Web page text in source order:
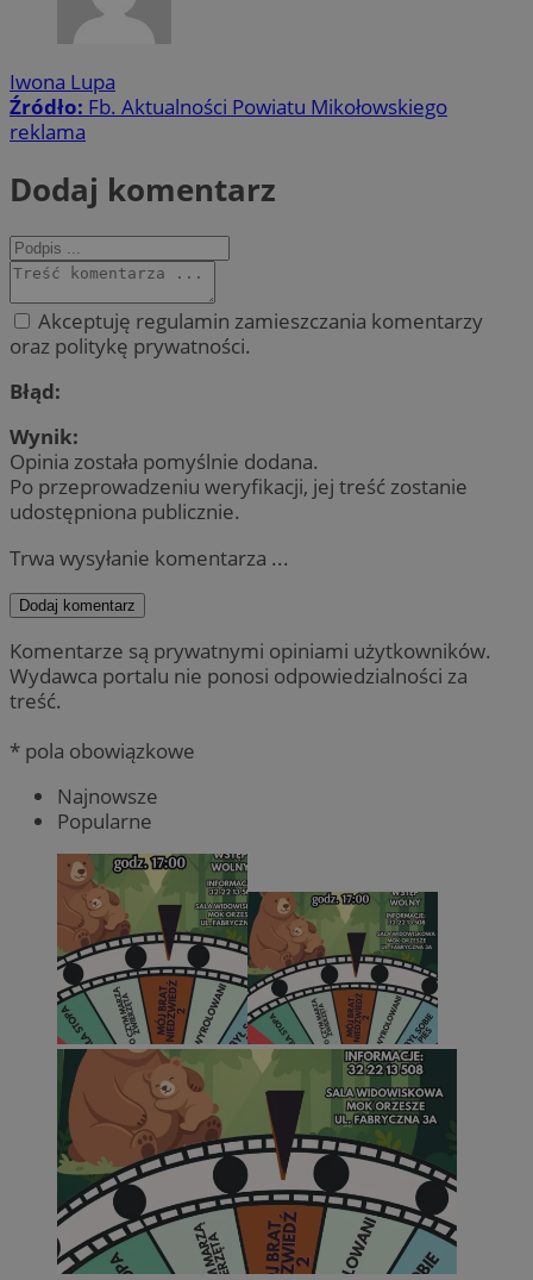
Iwona Lupa
Źródło: Fb. Aktualności Powiatu Mikołowskiego
reklama
Dodaj komentarz
Akceptuję regulamin zamieszczania komentarzy
oraz politykę prywatności.
Błąd:
Wynik:
Opinia została pomyślnie dodana.
Po przeprowadzeniu weryfikacji, jej treść zostanie
udostępniona publicznie.
Trwa wysyłanie komentarza ...
Dodaj komentarz
Komentarze są prywatnymi opiniami użytkowników.
Wydawca portalu nie ponosi odpowiedzialności za
treść.
* pola obowiązkowe
Najnowsze
Popularne